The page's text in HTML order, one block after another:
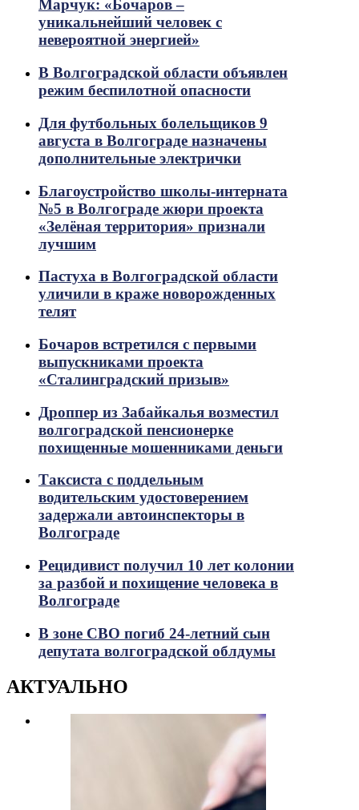
Марчук: «Бочаров –
уникальнейший человек с
невероятной энергией»
В Волгоградской области объявлен
режим беспилотной опасности
Для футбольных болельщиков 9
августа в Волгограде назначены
дополнительные электрички
Благоустройство школы-интерната
№5 в Волгограде жюри проекта
«Зелёная территория» признали
лучшим
Пастуха в Волгоградской области
уличили в краже новорожденных
телят
Бочаров встретился с первыми
выпускниками проекта
«Сталинградский призыв»
Дроппер из Забайкалья возместил
волгоградской пенсионерке
похищенные мошенниками деньги
Таксиста с поддельным
водительским удостоверением
задержали автоинспекторы в
Волгограде
Рецидивист получил 10 лет колонии
за разбой и похищение человека в
Волгограде
В зоне СВО погиб 24-летний сын
депутата волгоградской облдумы
АКТУАЛЬНО